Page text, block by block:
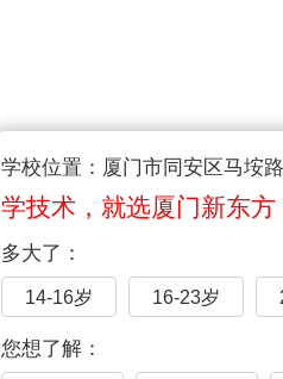
学校位置：厦门市同安区马垵
学技术，就选厦门新东方
多大了：
14-16岁 16-23岁
您想了解：